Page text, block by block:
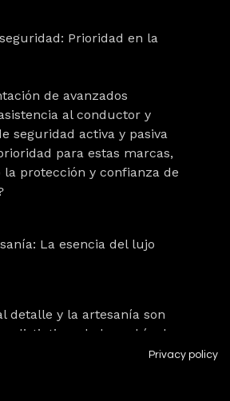
Prioridad en la
de avanzados
al conductor y
seguridad activa y pasiva
para estas marcas,
la protección y confianza de
La esencia del lujo
detalle y la artesanía son
distintivas de los vehículos
reflejando una
con la cultura y
Privacy policy